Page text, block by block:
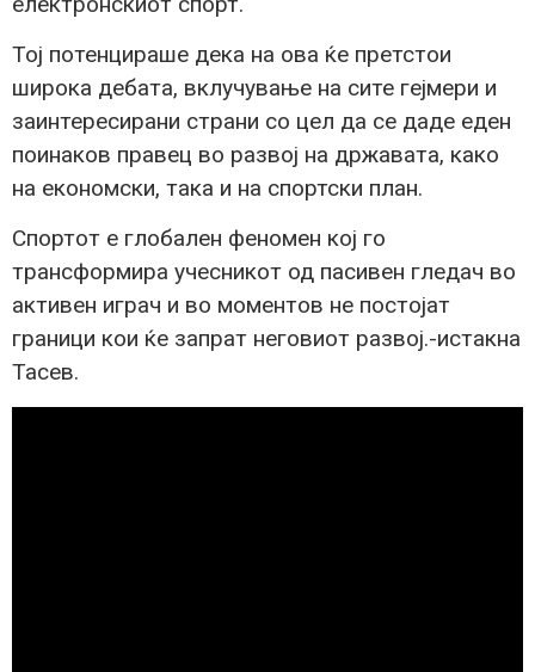
Тој потенцираше дека на ова ќе претстои
широка дебата, вклучување на сите гејмери и
заинтересирани страни со цел да се даде еден
поинаков правец во развој на државата, како
на економски, така и на спортски план.
Спортот е глобален феномен кој го
трансформира учесникот од пасивен гледач во
активен играч и во моментов не постојат
граници кои ќе запрат неговиот развој.-истакна
Тасев.